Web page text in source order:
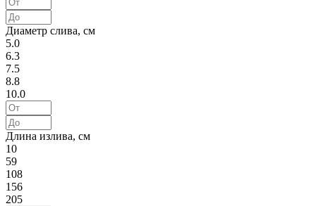
Диаметр слива, см
5.0
6.3
7.5
8.8
10.0
Длина излива, см
10
59
108
156
205